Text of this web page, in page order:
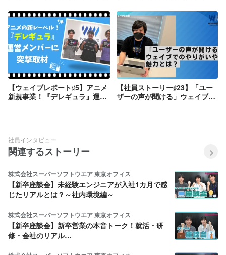
【ウェイブレポート♯5】アニメ
新規事業！『デレギュラ』運営
【社員ストーリー♯23】「ユー
ザーの声が聞ける」ウェイブで
社員インタビュー
関連するストーリー
株式会社スーパーソフトウエア 東京オフィス
【新卒座談会】未経験エンジニアが入社1カ月で感
じたリアルとは？～社内環境編～
株式会社スーパーソフトウエア 東京オフィス
【新卒座談会】新卒営業の本音トーク！就活・研
修・会社のリアル…